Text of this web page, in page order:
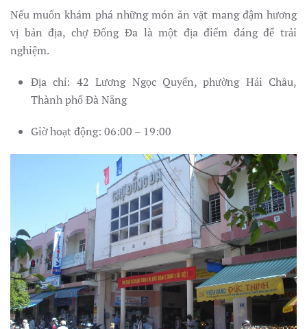
Nếu muốn khám phá những món ăn vặt mang đậm hương
vị bản địa, chợ Đống Đa là một địa điểm đáng để trải
nghiệm.
Địa chỉ: 42 Lương Ngọc Quyến, phường Hải Châu,
Thành phố Đà Nẵng
Giờ hoạt động: 06:00 – 19:00